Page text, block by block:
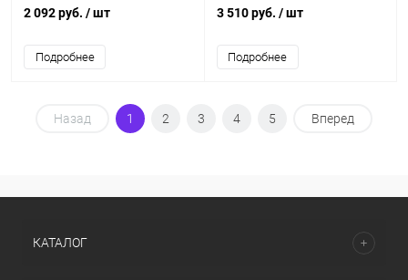
2 092 руб. / шт
Подробнее
3 510 руб. / шт
Подробнее
Назад 1 2 3 4 5 Вперед
КАТАЛОГ